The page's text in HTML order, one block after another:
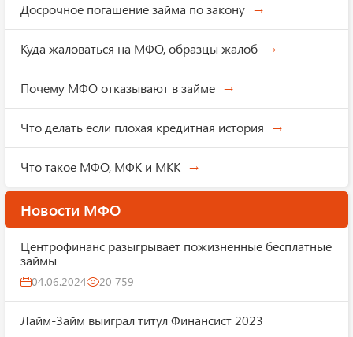
Досрочное погашение займа по закону
Куда жаловаться на МФО, образцы жалоб
Почему МФО отказывают в займе
Что делать если плохая кредитная история
Что такое МФО, МФК и МКК
Новости МФО
Центрофинанс разыгрывает пожизненные бесплатные
займы
04.06.2024 20 759
Лайм-Займ выиграл титул Финансист 2023